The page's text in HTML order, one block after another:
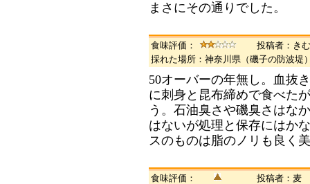
まさにその通りでした。
食味評価：
投稿者：きむ
採れた場所：神奈川県（磯子の防
50オーバーの年無し。血抜
に刺身と昆布締めで食べた
う。石油臭さや磯臭さはな
はないが処理と保存にはか
スのものは脂のノリも良く
食味評価：
投稿者：麦